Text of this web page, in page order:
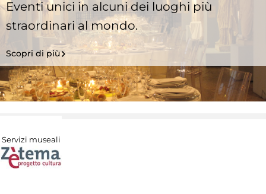
Eventi unici in alcuni dei luoghi più
straordinari al mondo.
Scopri di più
Servizi museali